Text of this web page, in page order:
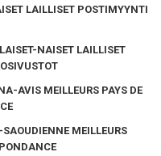
LAILLISET POSTIMYYNTI
NAISET LAILLISET
AVIS MEILLEURS PAYS DE
MEILLEURS